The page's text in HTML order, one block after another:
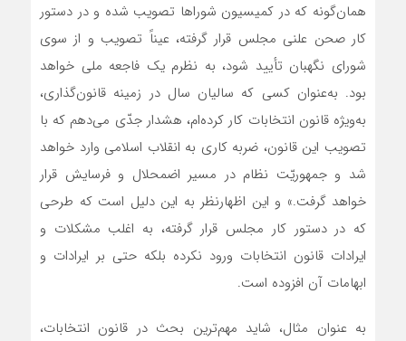
همان‌گونه که در کميسيون شوراها تصويب شده و در دستور
کار صحن علني مجلس قرار گرفته، عيناً تصويب و از سوي
شوراي نگهبان تأييد شود، به نظرم يک فاجعه ملي خواهد
بود. به‌عنوان کسي که ساليان سال در زمينه قانون‌گذاري،
به‌ويژه قانون انتخابات کار کرده‌ام، هشدار جدّي مي‌دهم که با
تصويب اين قانون، ضربه کاري به انقلاب اسلامي وارد خواهد
شد و جمهوريّت نظام در مسير اضمحلال و فرسايش قرار
خواهد گرفت.» و این اظهارنظر به این دلیل است که طرحی
که در دستور کار مجلس قرار گرفته، به اغلب مشکلات و
ایرادات قانون انتخابات ورود نکرده بلکه حتی بر ایرادات و
ابهامات آن افزوده است.
به عنوان مثال، شايد مهم‌ترين بحث در قانون انتخابات،